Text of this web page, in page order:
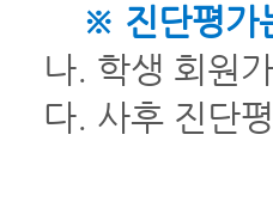
※ 진단평가
나. 학생 회원
다. 사후 진단